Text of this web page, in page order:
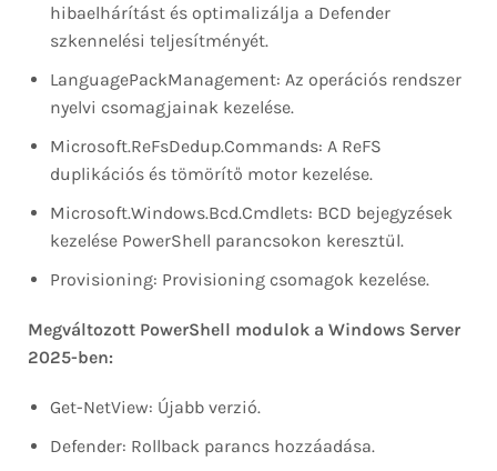
hibaelhárítást és optimalizálja a Defender
szkennelési teljesítményét.
LanguagePackManagement: Az operációs rendszer
nyelvi csomagjainak kezelése.
Microsoft.ReFsDedup.Commands: A ReFS
duplikációs és tömörítő motor kezelése.
Microsoft.Windows.Bcd.Cmdlets: BCD bejegyzések
kezelése PowerShell parancsokon keresztül.
Provisioning: Provisioning csomagok kezelése.
Megváltozott PowerShell modulok a Windows Server
2025-ben:
Get-NetView: Újabb verzió.
Defender: Rollback parancs hozzáadása.